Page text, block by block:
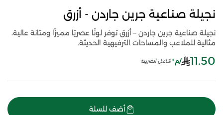
نجيلة صناعية جرين جاردن - أزرق
نجيلة صناعية جرين جاردن – أزرق توفر لونًا عصريًا مميزًا ومتانة عالية،
مثالية للملاعب والمساحات الترفيهية الحديثة.
11.50 /م² شامل الضريبة
أضف للسلة